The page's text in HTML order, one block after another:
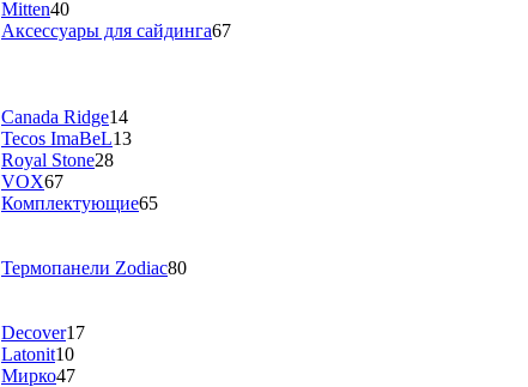
Mitten40
Аксессуары для сайдинга67
Canada Ridge14
Tecos ImaBeL13
Royal Stone28
VOX67
Комплектующие65
Термопанели Zodiac80
Decover17
Latonit10
Мирко47